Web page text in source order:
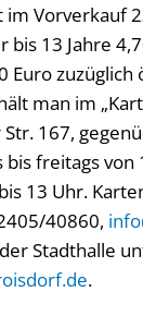
Vorverkauf
bis 13 Jahre
Euro
man im
167,
freitags von
13 Uhr.
40860,
Stadthalle
.